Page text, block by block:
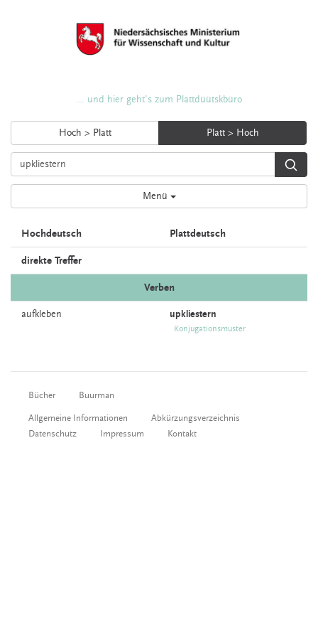
... und hier geht's zum Plattdüütskbüro
Hoch > Platt Platt > Hoch
Menü
Hochdeutsch Plattdeutsch
direkte Treffer
Verben
aufkleben upkliestern
Konjugationsmuster
Bücher Buurman
Allgemeine Informationen
Abkürzungsverzeichnis
Datenschutz
Impressum Kontakt